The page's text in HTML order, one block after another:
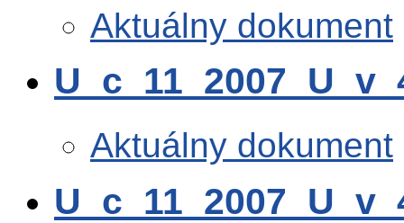
Aktuálny dokument
Aktuálny dokument